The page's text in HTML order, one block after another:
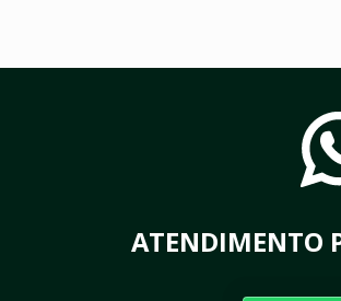
ATENDIMENTO